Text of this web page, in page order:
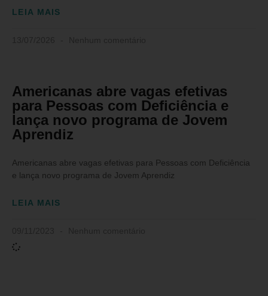
LEIA MAIS
Americanas abre vagas efetivas
para Pessoas com Deficiência e
lança novo programa de Jovem
Aprendiz
Americanas abre vagas efetivas para Pessoas com Deficiência
e lança novo programa de Jovem Aprendiz
LEIA MAIS